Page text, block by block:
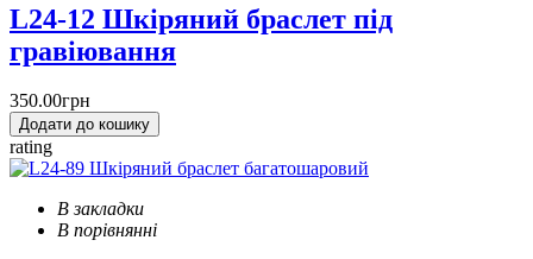
L24-12 Шкіряний браслет під
гравіювання
350.00грн
Додати до кошику
rating
В закладки
В порівнянні